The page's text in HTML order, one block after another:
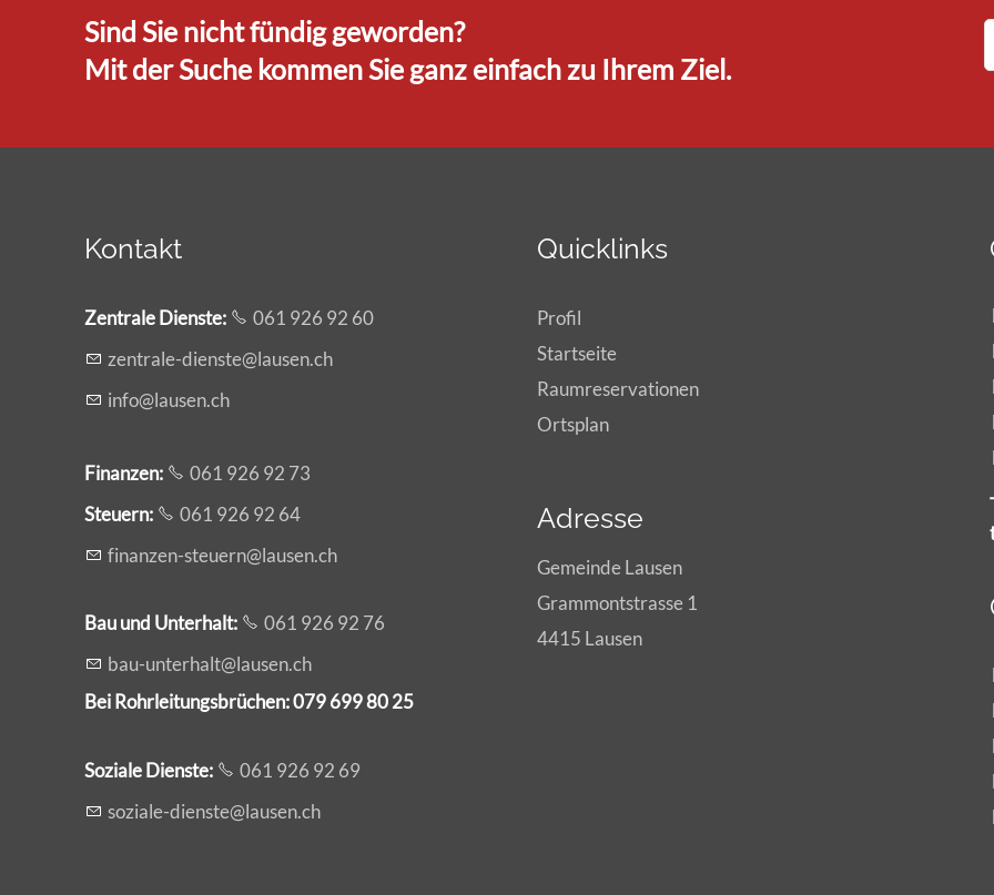
Sind Sie nicht fündig geworden?
Mit der Suche kommen Sie ganz einfach zu Ihrem Ziel.
Kontakt
Zentrale Dienste:
061 926 92 60
z ntr l -d nst l s nch
nf
l s nch
Finanzen:
061 926 92 73
Steuern:
061 926 92 64
f n nz n-st rn l s nch
Bau und Unterhalt:
061 926 92 76
b
- nt rh lt l s nch
Bei Rohrleitungsbrüchen: 079 699 80 25
Soziale Dienste:
061 926 92 69
s z l -d nst l s nch
Quicklinks
Profil
Startseite
Raumreservationen
Ortsplan
Adresse
Gemeinde Lausen
Grammontstrasse 1
4415 Lausen